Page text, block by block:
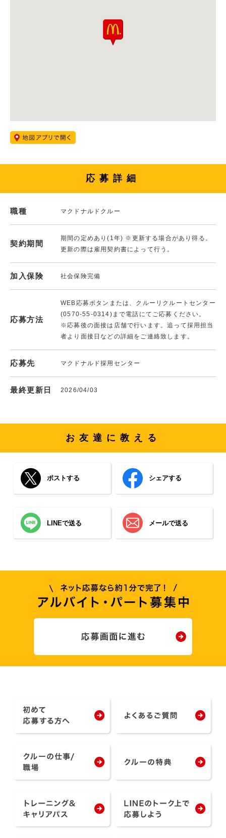
応募詳細
職種 マクドナルドクルー
契約期間
期間の定めあり(1年) ※更新する場合があり得る。
更新の際は雇用契約書によって行う。
加入保険 社会保険完備
応募方法
WEB応募ボタンまたは、クルーリクルートセンター
(0570-55-0314)まで電話にてご応募ください。
※応募後の面接は店舗で行います。追って採用担当
者より面接日などの詳細をご連絡致します。
応募先 マクドナルド採用センター
最終更新日 2026/04/03
お友達に教える
ポストする シェアする
LINEで送る メールで送る